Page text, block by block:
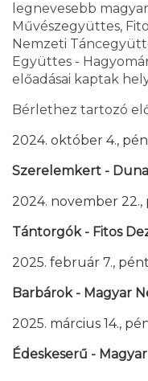
legnevesebb
Művészegyüttes,
Nemzeti
Együttes -
előadásai kaptak
Bérlethez tartozó
2024. október 4.,
Szerelemkert -
2024. november 22.,
Tántorgók - Fitos
2025. február 7.,
Barbárok - Magyar
2025. március 14.,
Édeskeserű -